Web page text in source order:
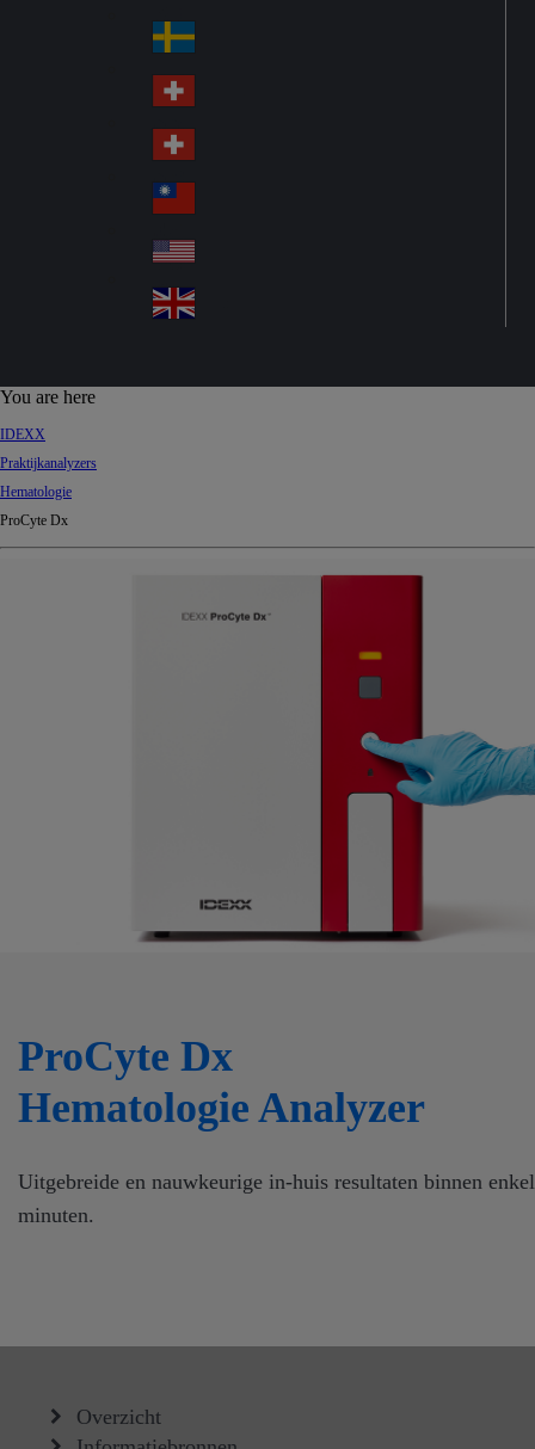
Af
ric
a
Sp
ain
Sw
ed
en
Sw
itz
erl
an
d
Sw
itz
erl
an
d
wa
n
A
d
You are here
IDEXX
Praktijkanalyzers
Hematologie
ProCyte Dx
ProCyte Dx
Hematologie Analyzer
Uitgebreide en nauwkeurige in-huis resultaten binnen
minuten.
Overzicht